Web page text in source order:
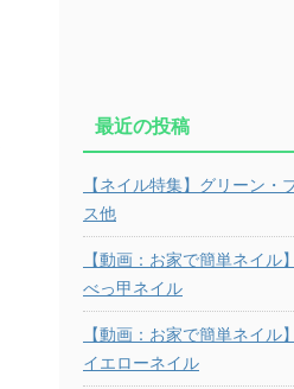
最近の投稿
【ネイル特集】グリーン
ス他
【動画：お家で簡単ネイル
べっ甲ネイル
【動画：お家で簡単ネイル
イエローネイル